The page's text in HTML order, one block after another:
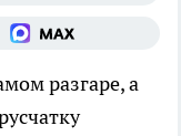
разгаре, а